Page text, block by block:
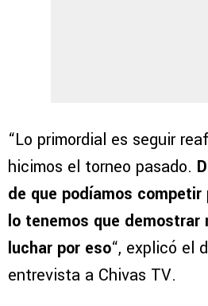
“Lo primordial es seguir
hicimos el torneo pasado.
de que podíamos
lo tenemos que demostrar
luchar por eso“, explicó el
entrevista a Chivas TV.